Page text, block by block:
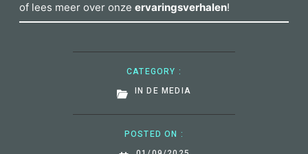
of lees meer over onze ervaringsverhalen!
CATEGORY :
IN DE MEDIA
POSTED ON :